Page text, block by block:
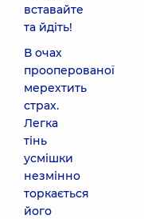
вставайте
та йдіть!
В очах
прооперованої
мерехтить
страх.
Легка
тінь
усмішки
незмінно
торкається
його